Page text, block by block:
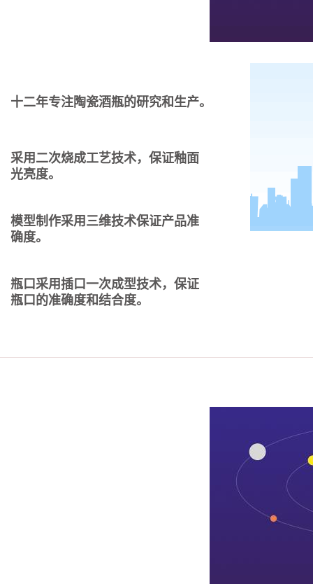
十二年专注陶瓷酒瓶的研究和生产。
采用二次烧成工艺技术，保证釉面
光亮度。
模型制作采用三维技术保证产品准
确度。
瓶口采用插口一次成型技术，保证
瓶口的准确度和结合度。